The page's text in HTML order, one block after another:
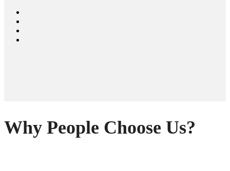
Why People Choose Us?